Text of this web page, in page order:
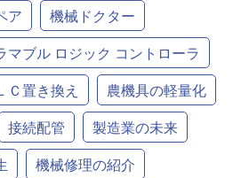
ア
機械ドクター
マブル ロジック コントローラ
Ｃ置き換え
農機具の軽量化
接続配管
製造業の未来
機械修理の紹介